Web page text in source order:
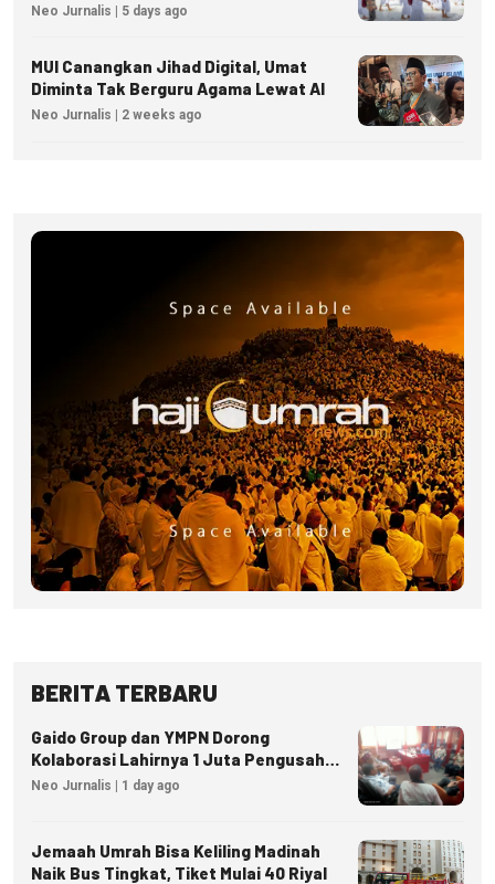
Neo Jurnalis | 5 days ago
MUI Canangkan Jihad Digital, Umat
Diminta Tak Berguru Agama Lewat AI
Neo Jurnalis | 2 weeks ago
BERITA TERBARU
Gaido Group dan YMPN Dorong
Kolaborasi Lahirnya 1 Juta Pengusaha
Ekonomi Syariah
Neo Jurnalis | 1 day ago
Jemaah Umrah Bisa Keliling Madinah
Naik Bus Tingkat, Tiket Mulai 40 Riyal